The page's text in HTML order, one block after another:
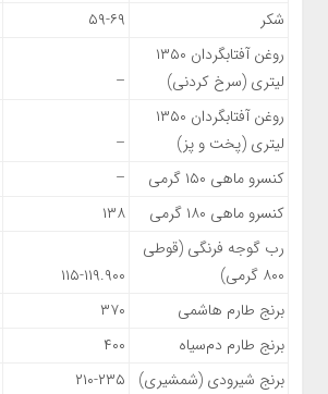
شکر
۵۹-۶۹
روغن آفتابگردان ۱۳۵۰
لیتری (سرخ کردنی)
–
روغن آفتابگردان ۱۳۵۰
لیتری (پخت و پز)
–
کنسرو ماهی ۱۵۰ گرمی
–
کنسرو ماهی ۱۸۰ گرمی
۱۳۸
رب گوجه فرنگی (قوطی
۸۰۰ گرمی)
۱۱۵-۱۱۹.۹۰۰
برنج طارم هاشمی
۳۷۰
برنج طارم دم‌سیاه
۴۰۰
برنج شیرودی (شمشیری)
۲۱۰-۲۳۵